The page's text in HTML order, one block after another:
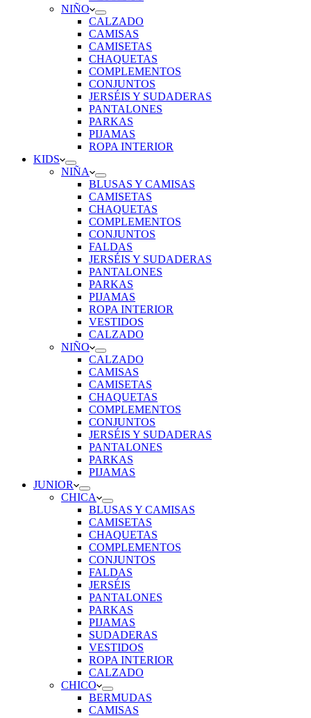
NIÑO
CALZADO
CAMISAS
CAMISETAS
CHAQUETAS
COMPLEMENTOS
CONJUNTOS
JERSÉIS Y SUDADERAS
PANTALONES
PARKAS
PIJAMAS
ROPA INTERIOR
KIDS
NIÑA
BLUSAS Y CAMISAS
CAMISETAS
CHAQUETAS
COMPLEMENTOS
CONJUNTOS
FALDAS
JERSÉIS Y SUDADERAS
PANTALONES
PARKAS
PIJAMAS
ROPA INTERIOR
VESTIDOS
CALZADO
NIÑO
CALZADO
CAMISAS
CAMISETAS
CHAQUETAS
COMPLEMENTOS
CONJUNTOS
JERSÉIS Y SUDADERAS
PANTALONES
PARKAS
PIJAMAS
JUNIOR
CHICA
BLUSAS Y CAMISAS
CAMISETAS
CHAQUETAS
COMPLEMENTOS
CONJUNTOS
FALDAS
JERSÉIS
PANTALONES
PARKAS
PIJAMAS
SUDADERAS
VESTIDOS
ROPA INTERIOR
CALZADO
CHICO
BERMUDAS
CAMISAS